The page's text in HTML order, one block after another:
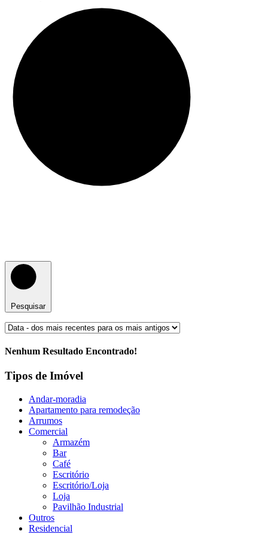
Pesquisar
Nenhum Resultado Encontrado!
Tipos de Imóvel
Andar-moradia
Apartamento para remodeção
Arrumos
Comercial
Armazém
Bar
Café
Escritório
Escritório/Loja
Loja
Pavilhão Industrial
Outros
Residencial